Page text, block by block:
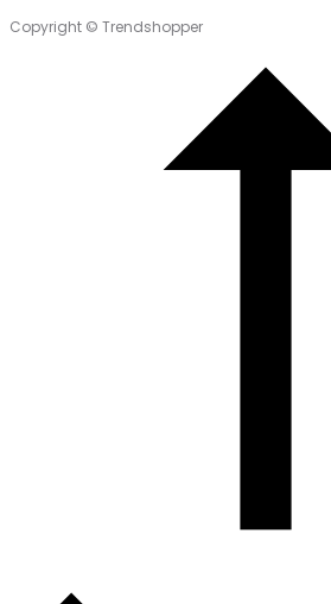
Copyright © Trendshopper